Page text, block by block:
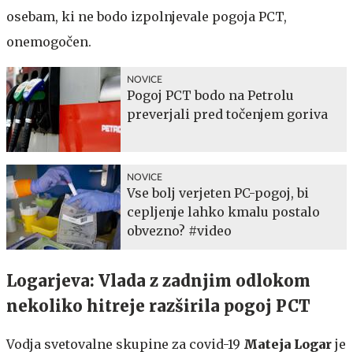
osebam, ki ne bodo izpolnjevale pogoja PCT,
onemogočen.
NOVICE
Pogoj PCT bodo na Petrolu
preverjali pred točenjem goriva
NOVICE
Vse bolj verjeten PC-pogoj, bi
cepljenje lahko kmalu postalo
obvezno? #video
Logarjeva: Vlada z zadnjim odlokom
nekoliko hitreje razširila pogoj PCT
Vodja svetovalne skupine za covid-19 Mateja Logar je